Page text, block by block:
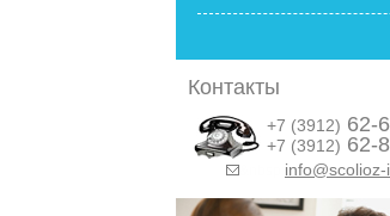
Контакты
+7 (3912) 62-
+7 (3912) 62-